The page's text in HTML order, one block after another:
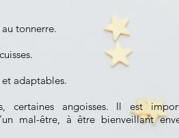
la foudre, au tonnerre.
adaptables.
certaines angoisses. Il est
mal-être, à être bienveillant